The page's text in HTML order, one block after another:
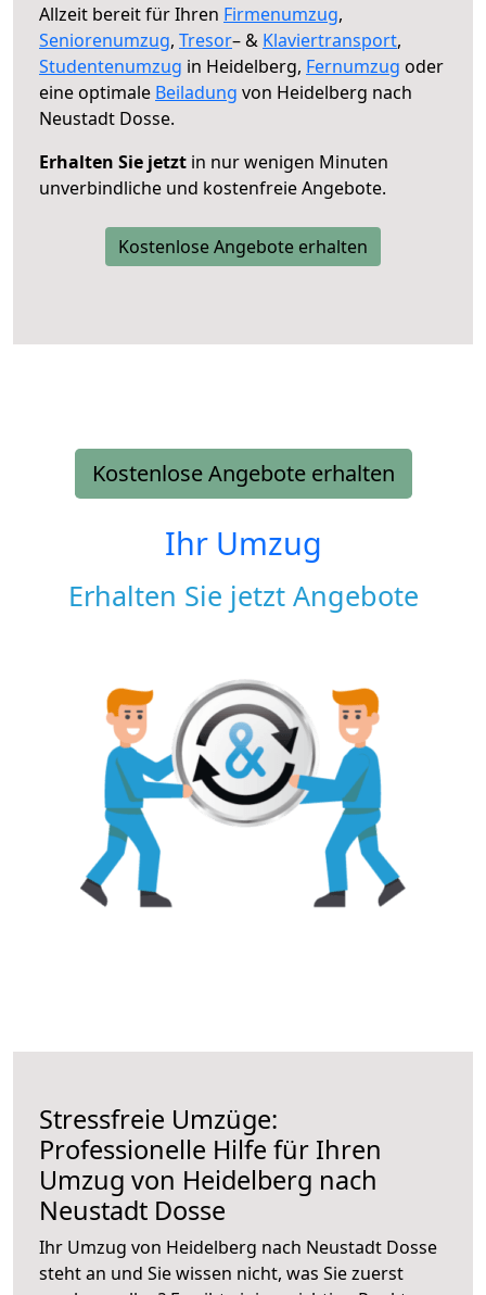
Allzeit bereit für Ihren Firmenumzug,
Seniorenumzug, Tresor– & Klaviertransport,
Studentenumzug in Heidelberg, Fernumzug oder
eine optimale Beiladung von Heidelberg nach
Neustadt Dosse.
Erhalten Sie jetzt in nur wenigen Minuten
unverbindliche und kostenfreie Angebote.
Kostenlose Angebote erhalten
Kostenlose Angebote erhalten
Ihr Umzug
Erhalten Sie jetzt Angebote
Stressfreie Umzüge:
Professionelle Hilfe für Ihren
Umzug von Heidelberg nach
Neustadt Dosse
Ihr Umzug von Heidelberg nach Neustadt Dosse
steht an und Sie wissen nicht, was Sie zuerst